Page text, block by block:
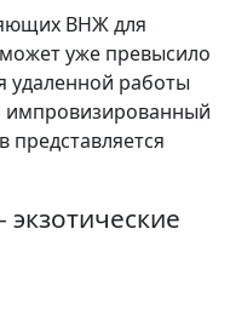
ВНЖ для
уже превысило
удаленной работы
импровизированный
представляется